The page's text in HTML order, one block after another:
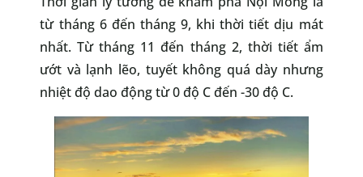
từ tháng 6 đến tháng 9, khi thời tiết dịu mát
nhất. Từ tháng 11 đến tháng 2, thời tiết ẩm
ướt và lạnh lẽo, tuyết không quá dày nhưng
nhiệt độ dao động từ 0 độ C đến -30 độ C.